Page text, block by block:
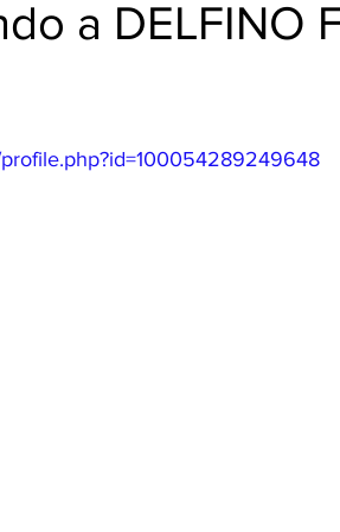
a DELFINO